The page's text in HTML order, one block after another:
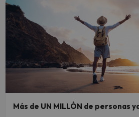
Más de UN MILLÓN de personas